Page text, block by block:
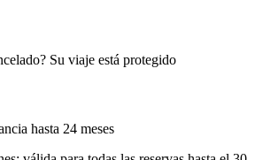
Su viaje está protegido
hasta 24 meses